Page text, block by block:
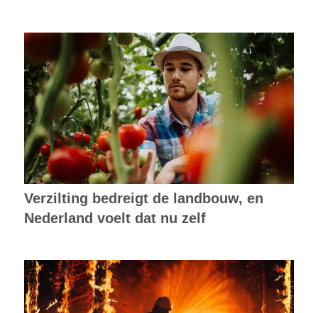
Verzilting bedreigt de landbouw, en
Nederland voelt dat nu zelf